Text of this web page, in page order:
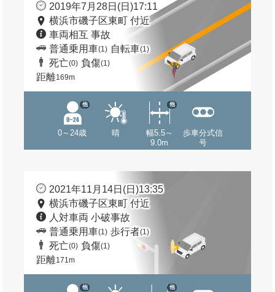
2019年7月28日(日)17:11
横浜市磯子区東町 付近
車両相互 事故
普通乗用車(1) 自転車(1)
死亡(0) 負傷(1)
距離169m
0～24歳
他
晴
幅5.5～
9.0m
他
歩車分式信
号
2021年11月14日(日)13:35
横浜市磯子区東町 付近
人対車両 小破事故
普通乗用車(1) 歩行者(1)
死亡(0) 負傷(1)
距離171m
他 他